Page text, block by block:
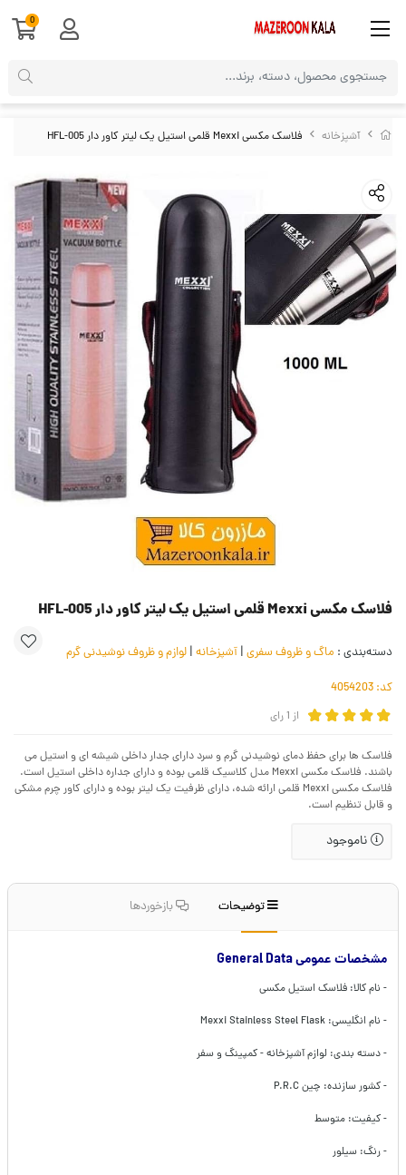
آشپزخانه فلاسک مکسی Mexxi قلمی استیل یک لیتر کاور دار HFL-005
فلاسک مکسی Mexxi قلمی استیل یک لیتر کاور دار HFL-005
دسته‌بندی : ماگ و ظروف سفری | آشپزخانه | لوازم و ظروف نوشیدنی گرم
کد:
از 1رای
فلاسک ها برای حفظ دمای نوشیدنی گرم و سرد دارای جدار داخلی شیشه ای و استیل می
باشند. فلاسک مکسی Mexxi مدل کلاسیک قلمی بوده و دارای جداره داخلی استیل است.
فلاسک مکسی Mexxi قلمی ارائه شده، دارای ظرفیت یک لیتر بوده و دارای کاور چرم مشکی
و قابل تنظیم است.
ناموجود
توضیحات بازخوردها
مشخصات عمومی General Data
- نام کالا: فلاسک استیل مکسی
- نام انگلیسی: Mexxi Stainless Steel Flask
- دسته بندی: لوازم آشپزخانه - کمپینگ و سفر
- کشور سازنده: چین P.R.C
- کیفیت: متوسط
- رنگ: سیلور
0